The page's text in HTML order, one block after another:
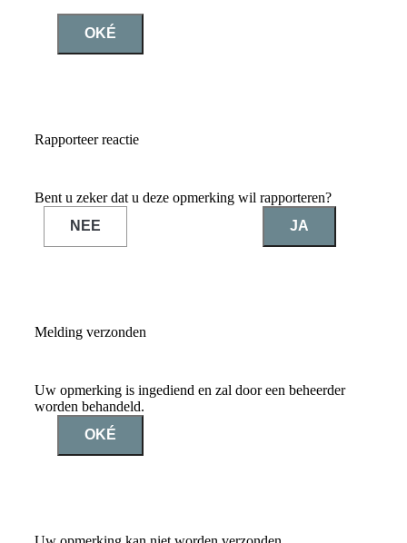
OKÉ
Rapporteer reactie
Bent u zeker dat u deze opmerking wil rapporteren?
NEE
JA
Melding verzonden
Uw opmerking is ingediend en zal door een beheerder
worden behandeld.
OKÉ